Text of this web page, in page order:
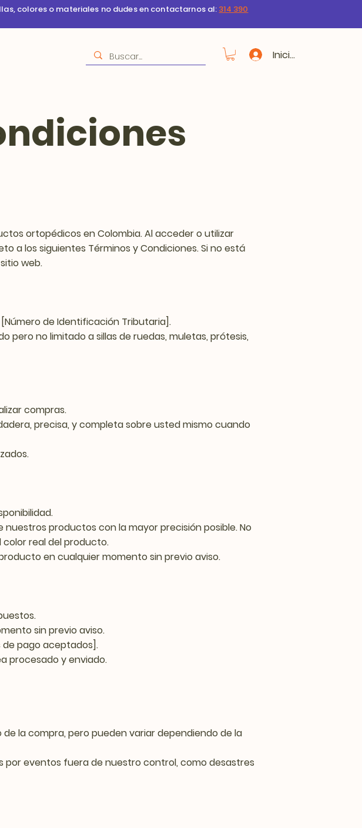
colores o materiales no dudes en contactarnos al: 314 390
Iniciar sesión
ortopédicos en Colombia. Al acceder o utilizar
a los siguientes Términos y Condiciones. Si no está
web.
[Número de Identificación Tributaria].
pero no limitado a sillas de ruedas, muletas, prótesis,
compras.
precisa, y completa sobre usted mismo cuando
productos con la mayor precisión posible. No
real del producto.
en cualquier momento sin previo aviso.
sin previo aviso.
de pago aceptados].
procesado y enviado.
la compra, pero pueden variar dependiendo de la
por eventos fuera de nuestro control, como desastres